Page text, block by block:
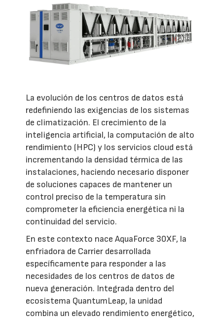
La evolución de los centros de datos está
redefiniendo las exigencias de los sistemas
de climatización. El crecimiento de la
inteligencia artificial, la computación de alto
rendimiento (HPC) y los servicios cloud está
incrementando la densidad térmica de las
instalaciones, haciendo necesario disponer
de soluciones capaces de mantener un
control preciso de la temperatura sin
comprometer la eficiencia energética ni la
continuidad del servicio.
En este contexto nace AquaForce 30XF, la
enfriadora de Carrier desarrollada
específicamente para responder a las
necesidades de los centros de datos de
nueva generación. Integrada dentro del
ecosistema QuantumLeap, la unidad
combina un elevado rendimiento energético,